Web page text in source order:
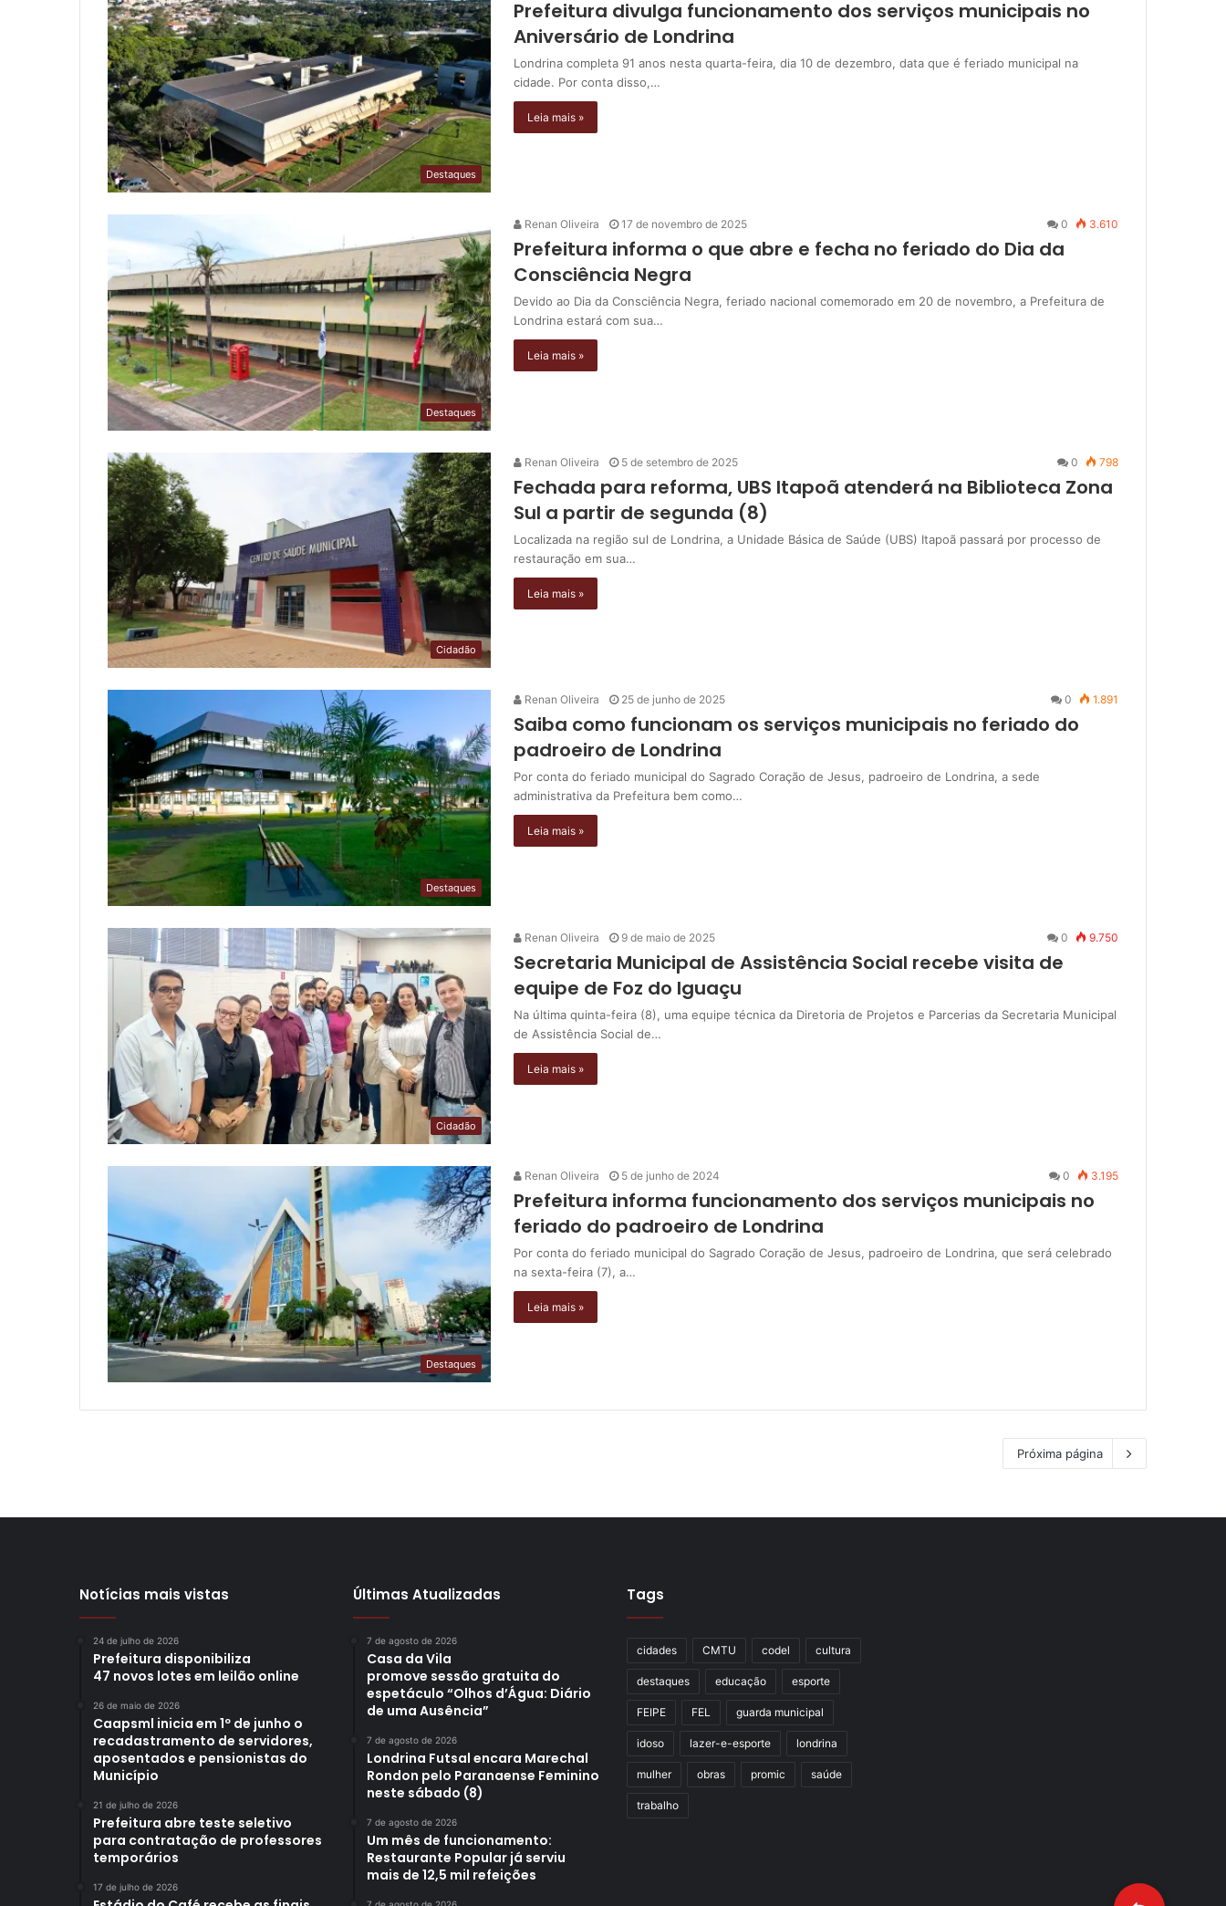
Destaques
Prefeitura divulga funcionamento dos serviços municipais no
Aniversário de Londrina
Londrina completa 91 anos nesta quarta-feira, dia 10 de dezembro, data que é feriado municipal na
cidade. Por conta disso,…
Leia mais »
Destaques
Renan Oliveira 17 de novembro de 2025 0 3.610
Prefeitura informa o que abre e fecha no feriado do Dia da
Consciência Negra
Devido ao Dia da Consciência Negra, feriado nacional comemorado em 20 de novembro, a Prefeitura de
Londrina estará com sua…
Leia mais »
Cidadão
Renan Oliveira 5 de setembro de 2025 0 798
Fechada para reforma, UBS Itapoã atenderá na Biblioteca Zona
Sul a partir de segunda (8)
Localizada na região sul de Londrina, a Unidade Básica de Saúde (UBS) Itapoã passará por processo de
restauração em sua…
Leia mais »
Destaques
Renan Oliveira 25 de junho de 2025 0 1.891
Saiba como funcionam os serviços municipais no feriado do
padroeiro de Londrina
Por conta do feriado municipal do Sagrado Coração de Jesus, padroeiro de Londrina, a sede
administrativa da Prefeitura bem como…
Leia mais »
Cidadão
Renan Oliveira 9 de maio de 2025 0 9.750
Secretaria Municipal de Assistência Social recebe visita de
equipe de Foz do Iguaçu
Na última quinta-feira (8), uma equipe técnica da Diretoria de Projetos e Parcerias da Secretaria Municipal
de Assistência Social de…
Leia mais »
Destaques
Renan Oliveira 5 de junho de 2024 0 3.195
Prefeitura informa funcionamento dos serviços municipais no
feriado do padroeiro de Londrina
Por conta do feriado municipal do Sagrado Coração de Jesus, padroeiro de Londrina, que será celebrado
na sexta-feira (7), a…
Leia mais »
Próxima página
Notícias mais vistas
24 de julho de 2026
Prefeitura disponibiliza
47 novos lotes em leilão online
26 de maio de 2026
Caapsml inicia em 1º de junho o
recadastramento de servidores,
aposentados e pensionistas do
Município
21 de julho de 2026
Prefeitura abre teste seletivo
para contratação de professores
temporários
17 de julho de 2026
Últimas Atualizadas
7 de agosto de 2026
Casa da Vila
promove sessão gratuita do
espetáculo “Olhos d’Água: Diário
de uma Ausência”
7 de agosto de 2026
Londrina Futsal encara Marechal
Rondon pelo Paranaense Feminino
neste sábado (8)
7 de agosto de 2026
Um mês de funcionamento:
Restaurante Popular já serviu
mais de 12,5 mil refeições
Tags
cidades CMTU codel cultura
destaques educação esporte
FEIPE FEL guarda municipal
idoso lazer-e-esporte londrina
mulher obras promic saúde
trabalho